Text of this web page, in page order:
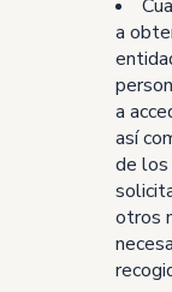
a
a
así
de los
otros